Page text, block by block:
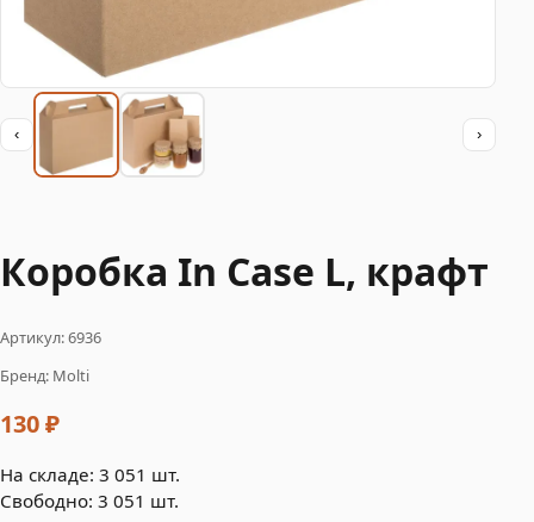
‹ ›
Коробка In Case L, крафт
Артикул: 6936
Бренд: Molti
130 ₽
На складе: 3 051 шт.
Свободно: 3 051 шт.